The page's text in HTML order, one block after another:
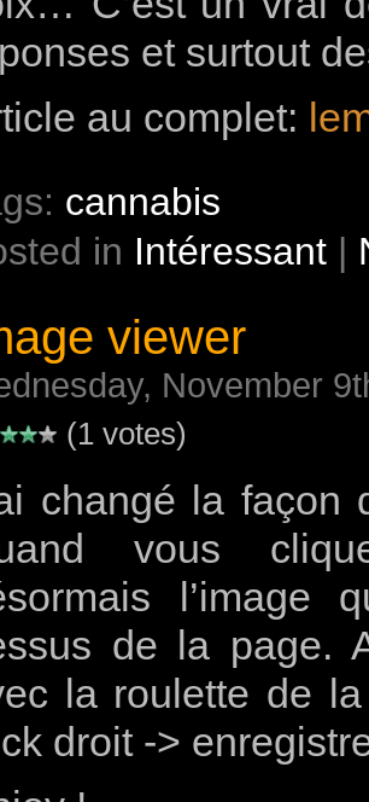
et surtout
au complet:
cannabis
in Intéressant |
viewer
November
(1 votes)
changé la façon
vous
l’image
de la page.
la roulette de
droit ->